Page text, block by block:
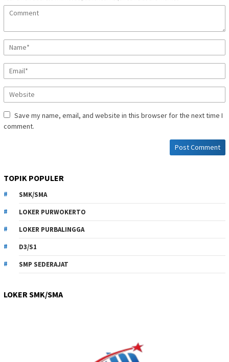
Save my name, email, and website in this browser for the next time I
comment.
TOPIK POPULER
SMK/SMA
LOKER PURWOKERTO
LOKER PURBALINGGA
D3/S1
SMP SEDERAJAT
LOKER SMK/SMA